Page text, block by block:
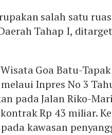
salah satu
Tahap I,
Goa Batu-
Inpres No 3
pada Jalan Riko-
Rp 43 miliar.
kawasan